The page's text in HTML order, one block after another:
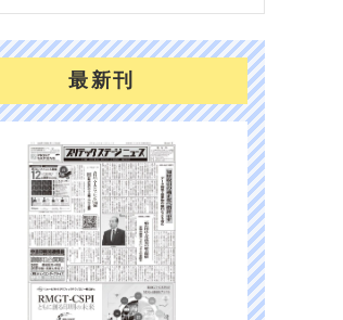
最新刊